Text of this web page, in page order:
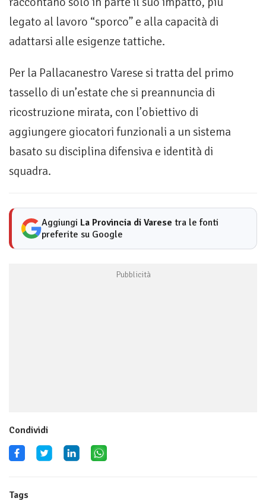
legato al lavoro “sporco” e alla capacità di
adattarsi alle esigenze tattiche.
Per la Pallacanestro Varese si tratta del primo
tassello di un’estate che si preannuncia di
ricostruzione mirata, con l’obiettivo di
aggiungere giocatori funzionali a un sistema
basato su disciplina difensiva e identità di
squadra.
Aggiungi La Provincia di Varese tra le fonti
preferite su Google
Condividi
Tags